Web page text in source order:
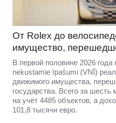
От Rolex до
имущество,
В первой половине 2026 года
nekustamie īpašumi (VNĪ)
движимого имущества,
государства. Всего за
на учёт 4485 объектов, а
101,8 тысячи евро.